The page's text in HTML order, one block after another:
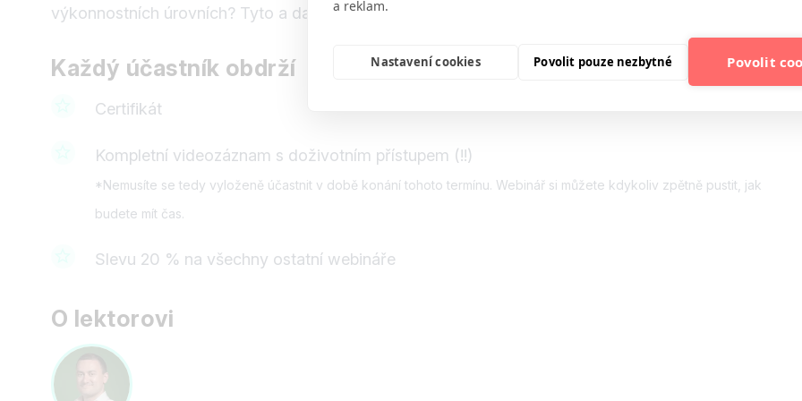
a reklam.
Nastavení cookies Povolit pouze nezbytné Povolit
výkonnostních úrovních? Tyto a další otázky si podrobně zodpovíme na webináři!
Každý účastník obdrží
Certifikát
Kompletní videozáznam s doživotním přístupem (!!)
*Nemusíte se tedy vyloženě účastnit v době konání tohoto termínu. Webinář si můžete kdykoliv zpětně pustit, jak
budete mít čas.
Slevu 20 % na všechny ostatní webináře
O lektorovi